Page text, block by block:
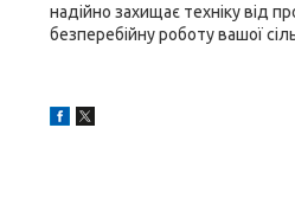
надійно захищає техніку від
безперебійну роботу вашої